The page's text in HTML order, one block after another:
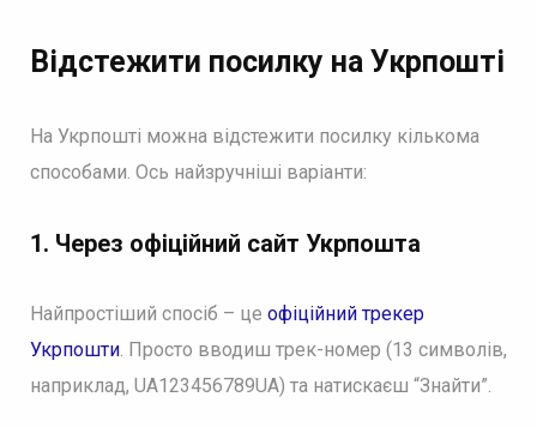
Відстежити посилку на Укрпошті
На Укрпошті можна відстежити посилку кількома
способами. Ось найзручніші варіанти:
1. Через офіційний сайт Укрпошта
Найпростіший спосіб – це офіційний трекер
Укрпошти. Просто вводиш трек-номер (13 символів,
наприклад, UA123456789UA) та натискаєш “Знайти”.